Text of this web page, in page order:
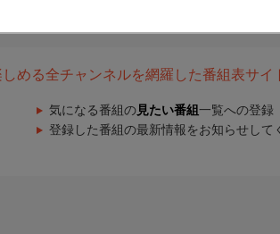
める全チャンネルを網羅した番組表サイ
気になる番組の 見たい番組 一覧への登録
登録した番組の最新情報をお知らせして